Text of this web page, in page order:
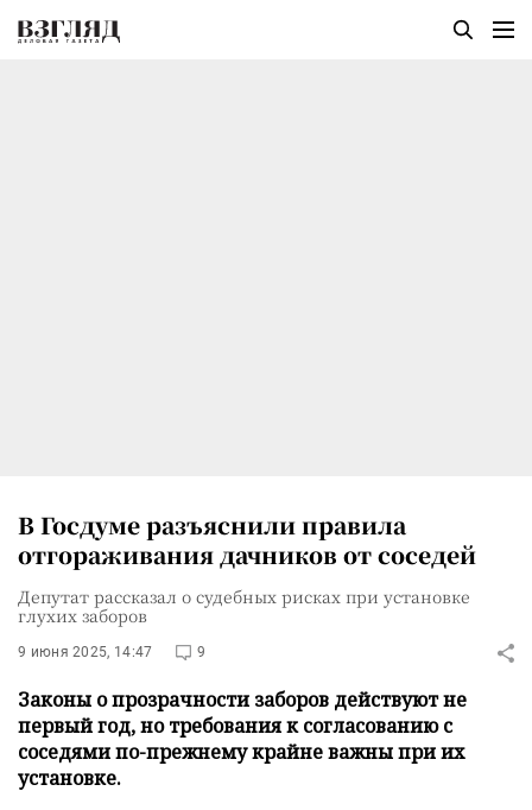
В Госдуме разъяснили правила
отгораживания дачников от соседей
Депутат рассказал о судебных рисках при установке
глухих заборов
9 июня 2025, 14:47 9
Законы о прозрачности заборов действуют не
первый год, но требования к согласованию с
соседями по-прежнему крайне важны при их
установке.